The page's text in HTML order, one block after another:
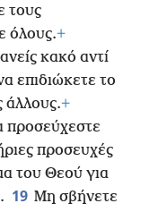
τους
όλους.+
κακό αντί
επιδιώκετε το
άλλους.+
προσεύχεστε
προσευχές
του Θεού για
19 Μη σβήνετε